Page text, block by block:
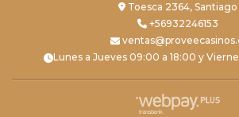
Toesca 2364, Santiago
+56932246153
Lunes a Jueves 09:00 a 18:00 y